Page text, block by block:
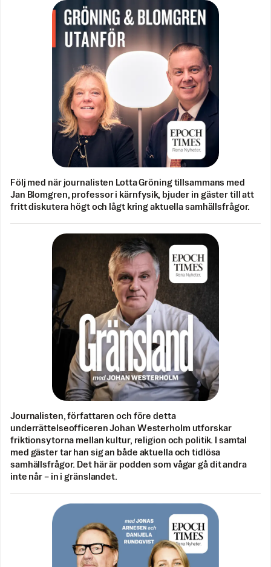
Följ med när journalisten Lotta Gröning tillsammans med
Jan Blomgren, professor i kärnfysik, bjuder in gäster till att
fritt diskutera högt och lågt kring aktuella samhällsfrågor.
Journalisten, författaren och före detta
underrättelseofficeren Johan Westerholm utforskar
friktionsytorna mellan kultur, religion och politik. I samtal
med gäster tar han sig an både aktuella och tidlösa
samhällsfrågor. Det här är podden som vågar gå dit andra
inte når – in i gränslandet.